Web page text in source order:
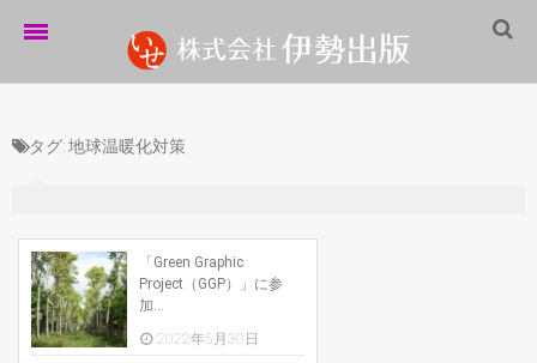
伊勢出版だより
制作実績
企業情報
採用情報
タグ:地球温暖化対策
「Green Graphic
Project（GGP）」に参
加...
2022年5月30日